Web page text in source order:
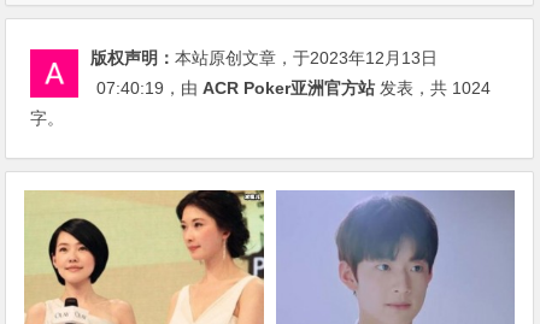
版权声明：本站原创文章，于2023年12月13日
07:40:19 ，由ACR Poker亚洲官方站 发表，共 1024
字。